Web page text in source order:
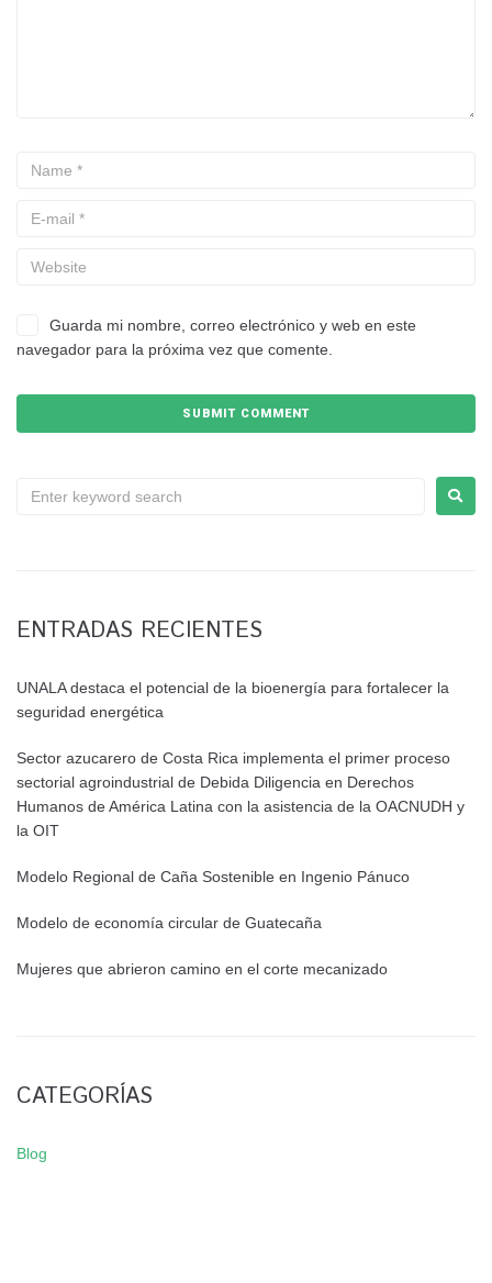
Guarda mi nombre, correo electrónico y web en este
navegador para la próxima vez que comente.
ENTRADAS RECIENTES
UNALA destaca el potencial de la bioenergía para fortalecer la
seguridad energética
Sector azucarero de Costa Rica implementa el primer proceso
sectorial agroindustrial de Debida Diligencia en Derechos
Humanos de América Latina con la asistencia de la OACNUDH y
la OIT
Modelo Regional de Caña Sostenible en Ingenio Pánuco
Modelo de economía circular de Guatecaña
Mujeres que abrieron camino en el corte mecanizado
CATEGORÍAS
Blog